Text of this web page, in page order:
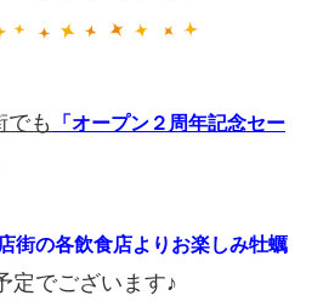
でも
「オープン２周年記念セー
街の各飲食店よりお楽しみ牡蠣
定でございます♪